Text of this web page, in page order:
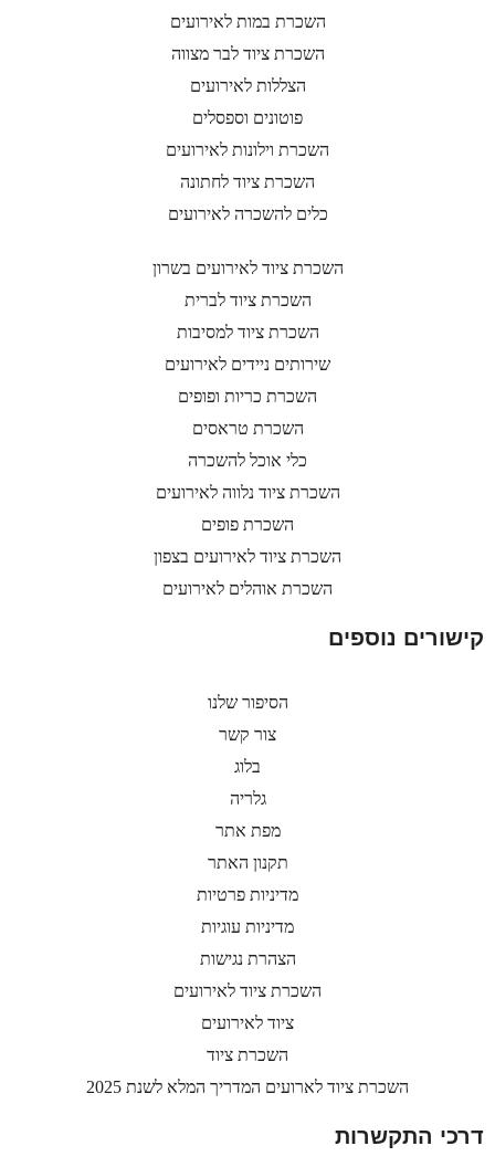
השכרת במות לאירועים
השכרת ציוד לבר מצווה
הצללות לאירועים
פוטונים וספסלים
השכרת וילונות לאירועים
השכרת ציוד לחתונה
כלים להשכרה לאירועים
השכרת ציוד לאירועים בשרון
השכרת ציוד לברית
השכרת ציוד למסיבות
שירותים ניידים לאירועים
השכרת כריות ופופים
השכרת טראסים
כלי אוכל להשכרה
השכרת ציוד נלווה לאירועים
השכרת פופים
השכרת ציוד לאירועים בצפון
השכרת אוהלים לאירועים
קישורים נוספים
הסיפור שלנו
צור קשר
בלוג
גלריה
מפת אתר
תקנון האתר
מדיניות פרטיות
מדיניות עוגיות
הצהרת נגישות
השכרת ציוד לאירועים
ציוד לאירועים
השכרת ציוד
השכרת ציוד לארועים המדריך המלא לשנת 2025
דרכי התקשרות